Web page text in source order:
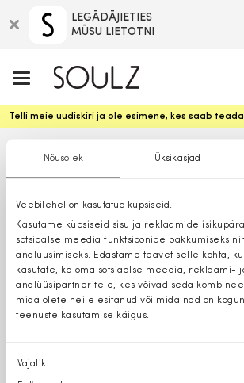
Nõusolek Üksikasjad
Veebilehel on kasutatud küpsiseid.
Kasutame küpsiseid sisu ja reklaamide
sotsiaalse meedia funktsioonide pakkumiseks
analüüsimiseks. Edastame teavet selle kohta,
kasutate, ka oma sotsiaalse meedia, reklaami-
analüüsipartneritele, kes võivad seda
mida olete neile esitanud või mida nad on
teenuste kasutamise käigus.
Nõusoleku
valik
Vajalik
LEGĀDĀJIETIES
MŪSU LIETOTNI
Telli meie uudiskiri ja ole esimene, kes saab